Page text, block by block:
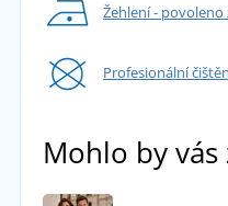
Žehlení - povoleno
Profesionální
Mohlo by